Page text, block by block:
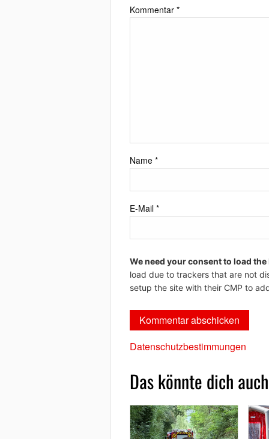
Kommentar *
Name *
E-Mail *
We need your consent to load
load due to trackers that are not
setup the site with their CMP to
Datenschutzbestimmungen
Das könnte dich